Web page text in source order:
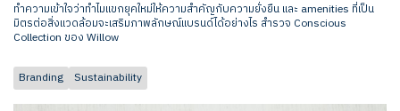
ทำความเข้าใจว่าทำไมแขกยุคใหม่ให้ความสำคัญกับความยั่งยืน และ amenities ที่เป็น
มิตรต่อสิ่งแวดล้อมจะเสริมภาพลักษณ์แบรนด์ได้อย่างไร สำรวจ Conscious
Collection ของ Willow
Branding Sustainability